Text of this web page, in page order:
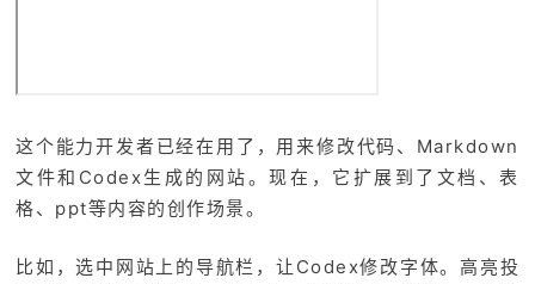
这个能力开发者已经在用了，用来修改代码、Markdown
文件和Codex生成的网站。现在，它扩展到了文档、表
格、ppt等内容的创作场景。
比如，选中网站上的导航栏，让Codex修改字体。高亮投